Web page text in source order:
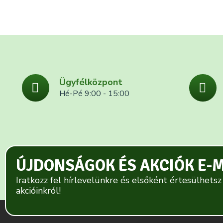
Ügyfélközpont
Hé-Pé 9:00 - 15:00
ÚJDONSÁGOK ÉS AKCIÓK E-
Iratkozz fel hírlevelünkre és elsőként értesülhetsz
akcióinkról!